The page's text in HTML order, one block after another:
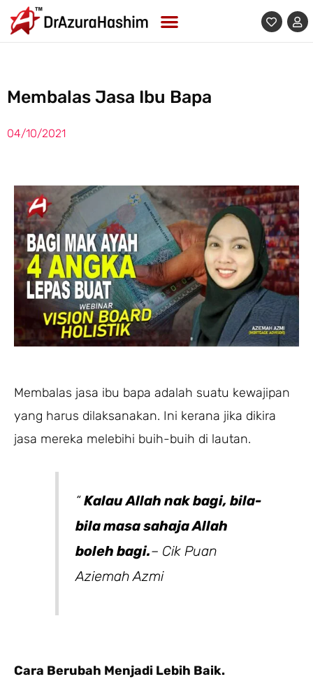
content
Membalas Jasa Ibu Bapa
04/10/2021
Membalas jasa ibu bapa adalah suatu kewajipan
yang harus dilaksanakan. Ini kerana jika dikira
jasa mereka melebihi buih-buih di lautan.
“Kalau Allah nak bagi, bila-
bila masa sahaja Allah
boleh bagi.– Cik Puan
Aziemah Azmi
Cara Berubah Menjadi Lebih Baik.